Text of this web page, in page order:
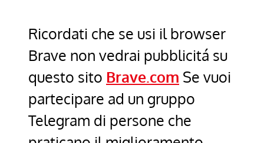
Ricordati che se usi il browser
Brave non vedrai pubblicitá su
questo sito Brave.com Se vuoi
partecipare ad un gruppo
Telegram di persone che